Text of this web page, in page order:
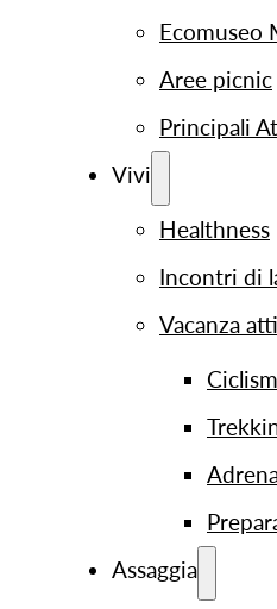
Ecomuseo
Aree picnic
Principali
Vivi
Healthness
Incontri di
Vacanza
Assaggia